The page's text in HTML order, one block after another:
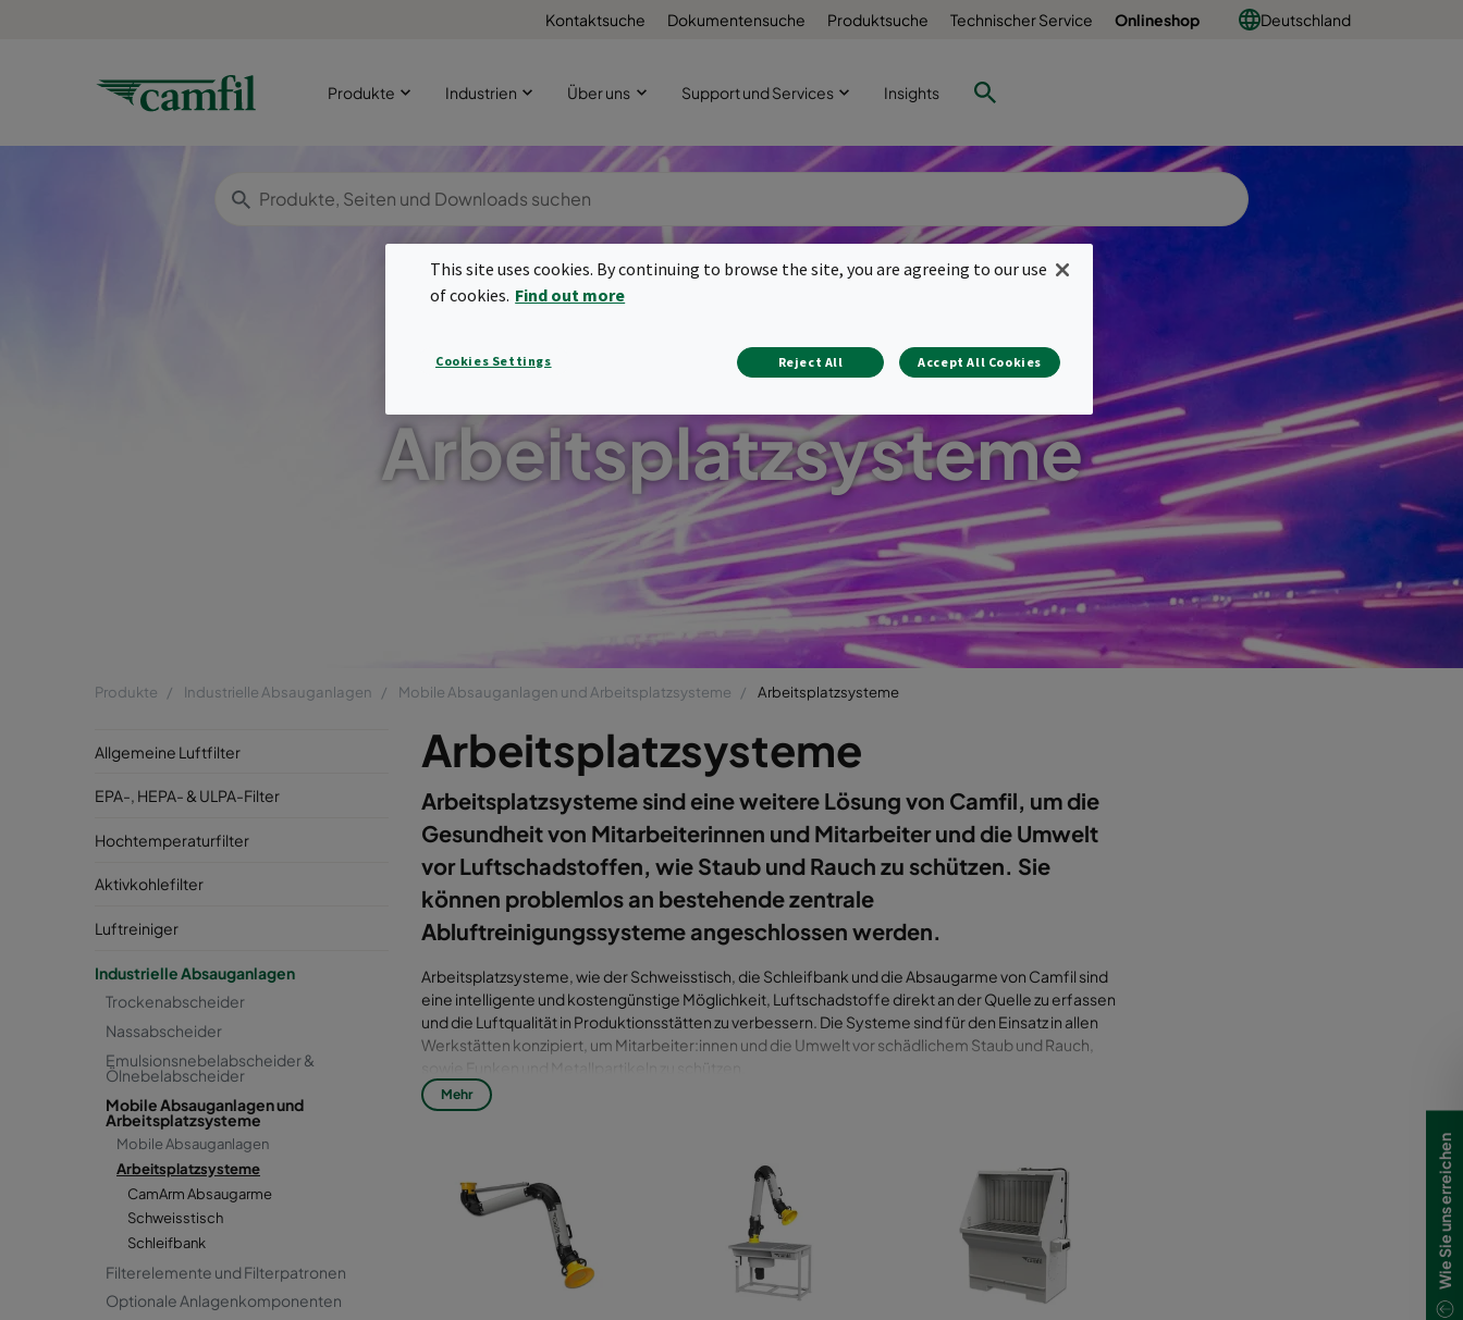
Kontaktsuche Dokumentensuche Produktsuche Technischer Service Onlineshop Deutschland
Produkte Industrien Über uns Support und Services Insights
Arbeitsplatzsysteme
Produkte Industrielle Absauganlagen Mobile Absauganlagen und Arbeitsplatzsysteme Arbeitsplatzsysteme
Allgemeine Luftfilter
EPA-, HEPA- & ULPA-Filter
Hochtemperaturfilter
Aktivkohlefilter
Luftreiniger
Industrielle Absauganlagen
Trockenabscheider
Nassabscheider
Emulsionsnebelabscheider &
Ölnebelabscheider
Mobile Absauganlagen und
Arbeitsplatzsysteme
Mobile Absauganlagen
Arbeitsplatzsysteme
CamArm Absaugarme
Schweisstisch
Schleifbank
Filterelemente und Filterpatronen
Optionale Anlagenkomponenten
Arbeitsplatzsysteme
Arbeitsplatzsysteme sind eine weitere Lösung von Camfil, um die
Gesundheit von Mitarbeiterinnen und Mitarbeiter und die Umwelt
vor Luftschadstoffen, wie Staub und Rauch zu schützen. Sie
können problemlos an bestehende zentrale
Abluftreinigungssysteme angeschlossen werden.
Arbeitsplatzsysteme, wie der Schweisstisch, die Schleifbank und die Absaugarme von Camfil sind
eine intelligente und kostengünstige Möglichkeit, Luftschadstoffe direkt an der Quelle zu erfassen
und die Luftqualität in Produktionsstätten zu verbessern. Die Systeme sind für den Einsatz in allen
Werkstätten konzipiert, um Mitarbeiter:innen und die Umwelt vor schädlichem Staub und Rauch,
Der Schweisstisch und die Schleifbank von Camfil sind vollwertige Arbeitsplätze und können mit
Arme neben oder über dem Arbeitsplatz montiert werden, ohne den Prozess zu stören. Alle drei
Arbeitsplatzsysteme können problemlos an ein zentrales Abluftreinigungssystem angeschlossen
werden, von dem aus die Prozessabluft je nach Art der Emissionen zur Reinigung in einen
Trockenabscheider geleitet oder - sofern zulässig - an die Umgebung abgegeben wird.
Alle Arbeitsplatzsysteme sind Plug-and-Play-Lösungen, die einfach zu installieren und zu warten
Mehr
Wie Sie uns erreichen
This site uses cookies. By continuing to browse the site, you are agreeing to our use
of cookies. Find out more
Cookies Settings Reject All Accept All Cookies